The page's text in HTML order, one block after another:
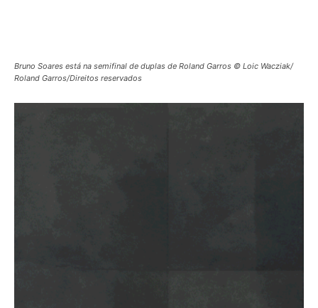
Bruno Soares está na semifinal de duplas de Roland Garros © Loic Wacziak/
Roland Garros/Direitos reservados